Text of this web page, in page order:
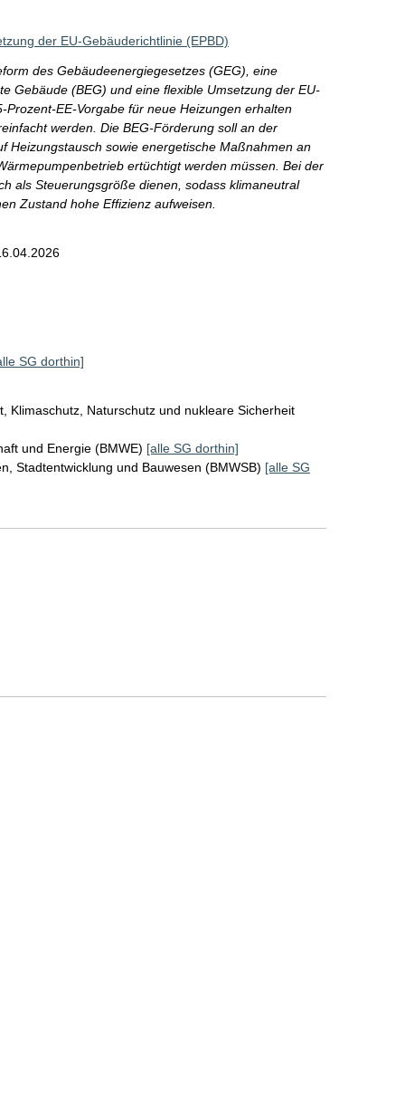
der EU-Gebäuderichtlinie (EPBD)
des Gebäudeenergiegesetzes (GEG), eine
Gebäude (BEG) und eine flexible Umsetzung der EU-
EE-Vorgabe für neue Heizungen erhalten
werden. Die BEG-Förderung soll an der
Heizungstausch sowie energetische Maßnahmen an
ertüchtigt werden müssen. Bei der
als Steuerungsgröße dienen, sodass klimaneutral
Zustand hohe Effizienz aufweisen.
SG dorthin]
Klimaschutz, Naturschutz und nukleare Sicherheit
und Energie (BMWE) [alle SG dorthin]
Stadtentwicklung und Bauwesen (BMWSB) [alle SG